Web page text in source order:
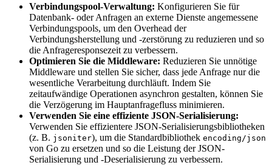
Verbindungspool-Verwaltung: Konfigurieren Sie für
Datenbank- oder Anfragen an externe Dienste angemessene
Verbindungspools, um den Overhead der
Verbindungsherstellung und -zerstörung zu reduzieren und so
die Anfrageresponsezeit zu verbessern.
Optimieren Sie die Middleware: Reduzieren Sie unnötige
Middleware und stellen Sie sicher, dass jede Anfrage nur die
wesentliche Verarbeitung durchläuft. Indem Sie
zeitaufwändige Operationen asynchron gestalten, können Sie
die Verzögerung im Hauptanfragefluss minimieren.
Verwenden Sie eine effiziente JSON-Serialisierung:
Verwenden Sie effizientere JSON-Serialisierungsbibliotheken
(z. B. jsoniter), um die Standardbibliothek encoding/json
von Go zu ersetzen und so die Leistung der JSON-
Serialisierung und -Deserialisierung zu verbessern.